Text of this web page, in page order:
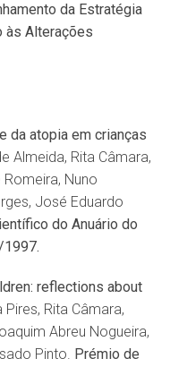
da Estratégia
às Alterações
da atopia em crianças
Almeida, Rita Câmara,
Nuno
José Eduardo
ífico do Anuário do
reflections about
Rita Câmara,
Abreu Nogueira,
Pinto. Prémio de